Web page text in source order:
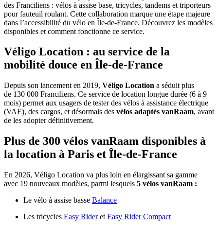
des Franciliens : vélos à assise base, tricycles, tandems et triporteurs
pour fauteuil roulant. Cette collaboration marque une étape majeure
dans l’accessibilité du vélo en Île-de-France. Découvrez les modèles
disponibles et comment fonctionne ce service.
Véligo Location : au service de la
mobilité douce en Île-de-France
Depuis son lancement en 2019, Véligo Location a séduit plus
de 130 000 Franciliens. Ce service de location longue durée (6 à 9
mois) permet aux usagers de tester des vélos à assistance électrique
(VAE), des cargos, et désormais des vélos adaptés vanRaam, avant
de les adopter définitivement.
Plus de 300 vélos vanRaam disponibles à
la location à Paris et Île-de-France
En 2026, Véligo Location va plus loin en élargissant sa gamme
avec 19 nouveaux modèles, parmi lesquels 5 vélos vanRaam :
Le vélo à assise basse Balance
Les tricycles Easy Rideret Easy Rider Compact